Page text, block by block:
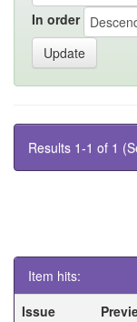
In order
Results 1-1 of 1
Item hits:
Issue